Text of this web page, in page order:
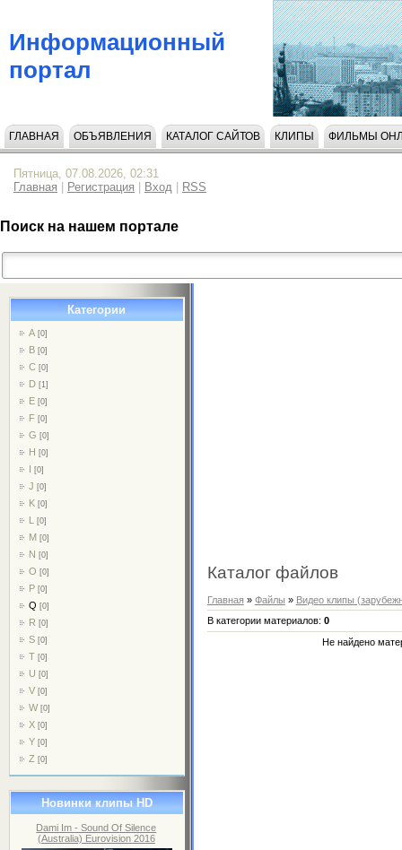
Информационный
портал
ГЛАВНАЯ ОБЪЯВЛЕНИЯ КАТАЛОГ САЙТОВ КЛИПЫ ФИЛЬМЫ
Пятница, 07.08.2026, 02:31
Главная
Регистрация Вход RSS
Поиск на нашем портале
Категории
A [0]
B [0]
C [0]
D [1]
E [0]
F [0]
G [0]
H [0]
I [0]
J [0]
K [0]
L [0]
M [0]
N [0]
O [0]
P [0]
Q [0]
R [0]
S [0]
T [0]
U [0]
V [0]
W [0]
X [0]
Y [0]
Z [0]
Новинки клипы HD
Dami Im - Sound Of Silence
(Australia) Eurovision 2016
Каталог файлов
Главная » Файлы » Видео клипы
В категории материалов: 0
Не найдено